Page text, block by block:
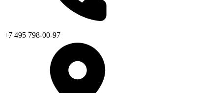
+7 495 798-00-97